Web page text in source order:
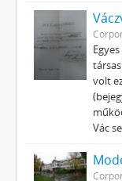
volt
Vác